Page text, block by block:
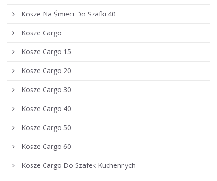
Kosze Na Śmieci Do Szafki 40
Kosze Cargo
Kosze Cargo 15
Kosze Cargo 20
Kosze Cargo 30
Kosze Cargo 40
Kosze Cargo 50
Kosze Cargo 60
Kosze Cargo Do Szafek Kuchennych